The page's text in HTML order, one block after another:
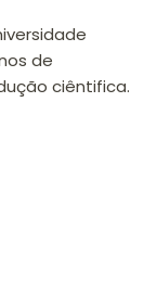
de
ciêntifica.